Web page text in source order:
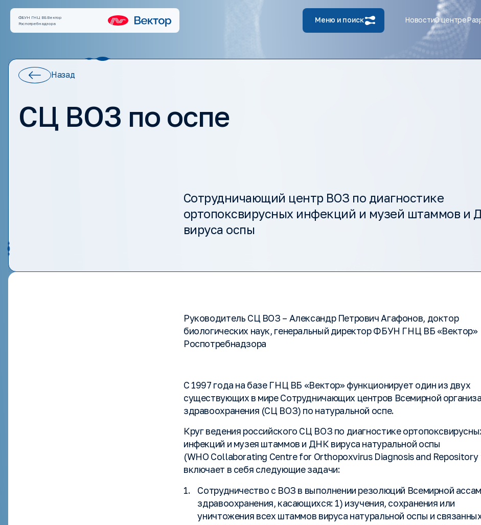
ФБУН ГНЦ ВБ Вектор
Роспотребнадзора
Меню и поиск НовостиО центре
Назад
СЦ ВОЗ по оспе
Сотрудничающий центр ВОЗ по диагностике
ортопоксвирусных инфекций и музей штаммов и
вируса оспы
Руководитель СЦ ВОЗ – Александр Петрович Агафонов, доктор
биологических наук, генеральный директор ФБУН ГНЦ ВБ «Вектор»
Роспотребнадзора
С 1997 года на базе ГНЦ ВБ «Вектор» функционирует один из двух
существующих в мире Сотрудничающих центров Всемирной
здравоохранения (СЦ ВОЗ) по натуральной оспе.
Круг ведения российского СЦ ВОЗ по диагностике
инфекций и музея штаммов и ДНК вируса натуральной оспы
(WHO Collaborating Centre for Orthopoxvirus Diagnosis and
включает в себя следующие задачи:
Сотрудничество с ВОЗ в выполнении резолюций Всемирной
здравоохранения, касающихся: 1) изучения, сохранения или
уничтожения всех штаммов вируса натуральной оспы и